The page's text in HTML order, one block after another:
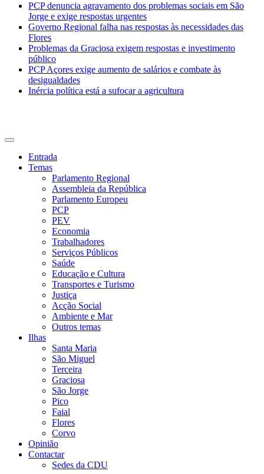
PCP denuncia agravamento dos problemas sociais em São
Jorge e exige respostas urgentes
Governo Regional falha nas respostas às necessidades das
Flores
Problemas da Graciosa exigem respostas e investimento
público
PCP Açores exige aumento de salários e combate às
desigualdades
Inércia política está a sufocar a agricultura
Entrada
Temas
Parlamento Regional
Assembleia da República
Parlamento Europeu
PCP
PEV
Economia
Trabalhadores
Serviços Públicos
Saúde
Educação e Cultura
Transportes e Turismo
Justiça
Acção Social
Ambiente e Mar
Outros temas
Ilhas
Santa Maria
São Miguel
Terceira
Graciosa
São Jorge
Pico
Faial
Flores
Corvo
Opinião
Contactar
Sedes da CDU